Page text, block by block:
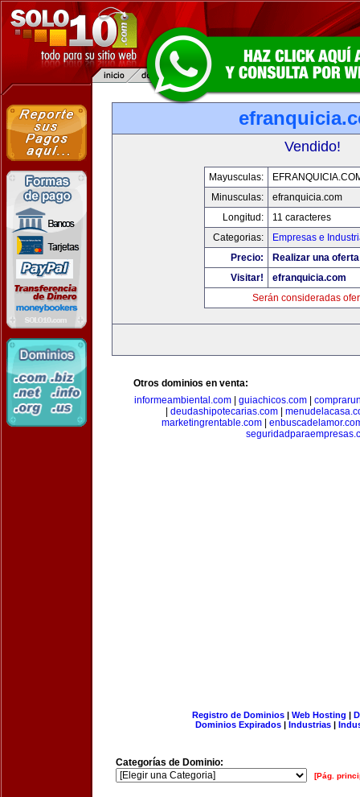
Vendido!
Mayusculas:
Minusculas:
efranquicia.com
Longitud:
11 caracteres
Categorias:
Empresas e
Precio:
Realizar una
Visitar!
efranquicia.com
Serán consideradas
Otros dominios en venta:
informeambiental.com
guiachicos.com
deudashipotecarias.com|
marketingrentable.com|
Registro de Dominios| Web Hosting |
Dominios Expirados | Industrias |
Categorías de Dominio:
[Pág.